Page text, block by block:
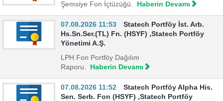
Şemsiye Fon İçtüzüğü. Haberin Devamı
07.08.2026 11:53
Statech Portföy İst. Arb.
Hs.Sn.Ser.(TL) Fn. (HSYF) ,Statech Portföy
Yönetimi A.Ş.
LPH Fon Portföy Dağılım
Raporu. Haberin Devamı
07.08.2026 11:52
Statech Portföy Alpha His.
Sen. Serb. Fon (HSYF) ,Statech Portföy